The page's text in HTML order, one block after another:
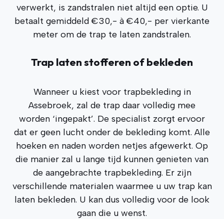
verwerkt, is zandstralen niet altijd een optie. U
betaalt gemiddeld €30,- à €40,- per vierkante
meter om de trap te laten zandstralen.
Trap laten stofferen of bekleden
Wanneer u kiest voor trapbekleding in
Assebroek, zal de trap daar volledig mee
worden ‘ingepakt’. De specialist zorgt ervoor
dat er geen lucht onder de bekleding komt. Alle
hoeken en naden worden netjes afgewerkt. Op
die manier zal u lange tijd kunnen genieten van
de aangebrachte trapbekleding. Er zijn
verschillende materialen waarmee u uw trap kan
laten bekleden. U kan dus volledig voor de look
gaan die u wenst.